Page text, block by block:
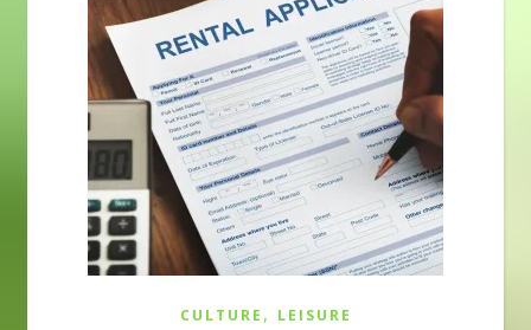
CULTURE , LEISURE